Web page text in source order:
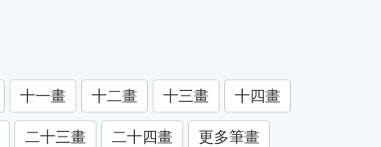
十一畫 十二畫 十三畫 十四畫
二十三畫 二十四畫 更多筆畫